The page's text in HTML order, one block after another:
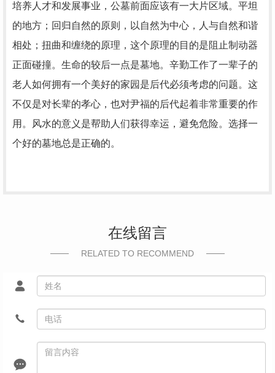
培养人才和发展事业，公墓前面应该有一大片区域。平坦
的地方；回归自然的原则，以自然为中心，人与自然和谐
相处；扭曲和缠绕的原理，这个原理的目的是阻止制动器
正面碰撞。生命的较后一点是墓地。辛勤工作了一辈子的
老人如何拥有一个美好的家园是后代必须考虑的问题。这
不仅是对长辈的孝心，也对尹福的后代起着非常重要的作
用。风水的意义是帮助人们获得幸运，避免危险。选择一
个好的墓地总是正确的。
在线留言
RELATED TO RECOMMEND